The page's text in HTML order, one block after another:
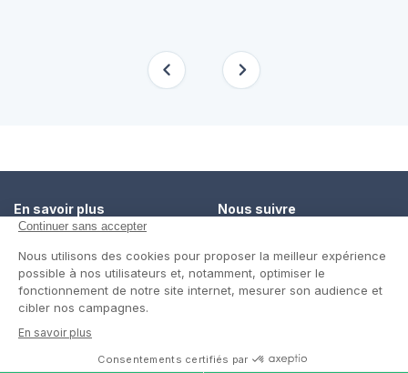
En savoir plus
Un service de confiance
Contact
Nous suivre
Twitter
Blog
•Contact•Mentions légales •Politique de